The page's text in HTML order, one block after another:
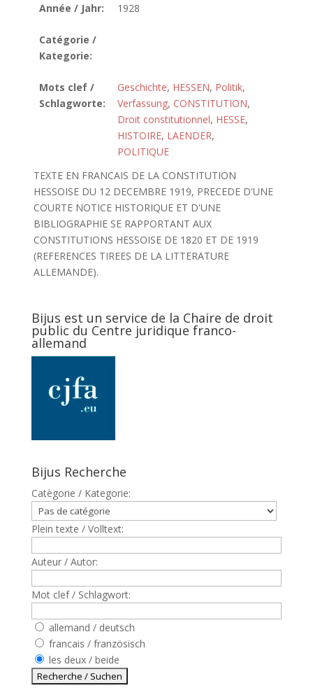
Année / Jahr: 1928
Catégorie /
Kategorie:
Mots clef /
Schlagworte:
Geschichte, HESSEN, Politik,
Verfassung, CONSTITUTION,
Droit constitutionnel, HESSE,
HISTOIRE, LAENDER,
POLITIQUE
TEXTE EN FRANCAIS DE LA CONSTITUTION
HESSOISE DU 12 DECEMBRE 1919, PRECEDE D'UNE
COURTE NOTICE HISTORIQUE ET D'UNE
BIBLIOGRAPHIE SE RAPPORTANT AUX
CONSTITUTIONS HESSOISE DE 1820 ET DE 1919
(REFERENCES TIREES DE LA LITTERATURE
ALLEMANDE).
Bijus est un service de la Chaire de droit
public du Centre juridique franco-
allemand
Bijus Recherche
Catègorie / Kategorie:
Plein texte / Volltext:
Auteur / Autor:
Mot clef / Schlagwort:
allemand / deutsch
francais / französisch
les deux / beide